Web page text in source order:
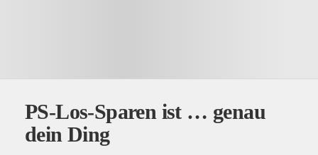
PS-Los-Sparen ist … genau
dein Ding